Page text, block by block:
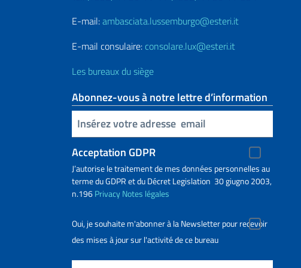
E-mail:ambasciata.lussemburgo@esteri.it
E-mail consulaire: consolare.lux@esteri.it
Les bureaux du siège
Abonnez-vous à notre lettre d’information
Insert your email
Acceptation GDPR
J’autorise le traitement de mes données personnelles au
terme du GDPR et du Décret Legislation 30 giugno 2003,
n.196PrivacyNotes légales
Oui, je souhaite m'abonner à la Newsletter pour recevoir
des mises à jour sur l'activité de ce bureau